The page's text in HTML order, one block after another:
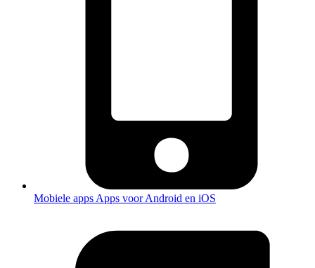
Mobiele apps Apps voor Android en iOS